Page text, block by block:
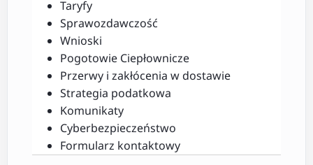
Taryfy
Sprawozdawczość
Wnioski
Pogotowie Ciepłownicze
Przerwy i zakłócenia w dostawie
Strategia podatkowa
Komunikaty
Cyberbezpieczeństwo
Formularz kontaktowy